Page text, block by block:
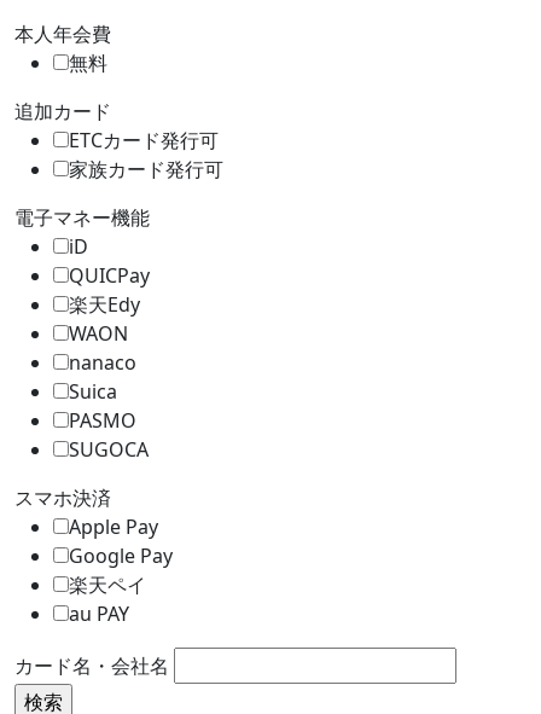
本人年会費
無料
追加カード
ETCカード発行可
家族カード発行可
電子マネー機能
iD
QUICPay
楽天Edy
WAON
nanaco
Suica
PASMO
SUGOCA
スマホ決済
Apple Pay
Google Pay
楽天ペイ
au PAY
カード名・会社名